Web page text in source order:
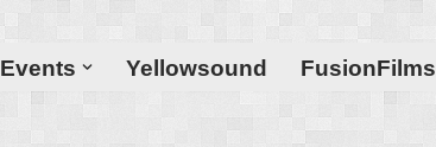
Events Yellowsound FusionFilms